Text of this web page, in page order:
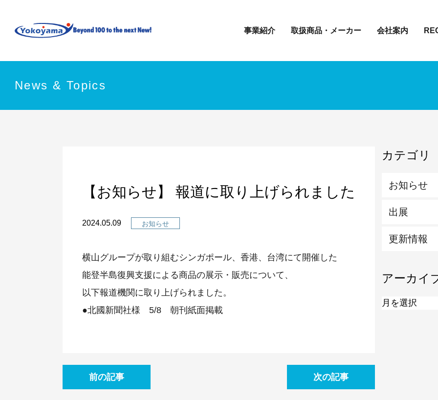
事業紹介 取扱商品・メーカー 会社案内
News & Topics
【お知らせ】 報道に取り上げられました
2024.05.09 お知らせ
横山グループが取り組むシンガポール、香港、台湾にて開催した
能登半島復興支援による商品の展示・販売について、
以下報道機関に取り上げられました。
●北國新聞社様 5/8 朝刊紙面掲載
前の記事 次の記事
カテゴリ
お知らせ
出展
更新情報
アーカイ